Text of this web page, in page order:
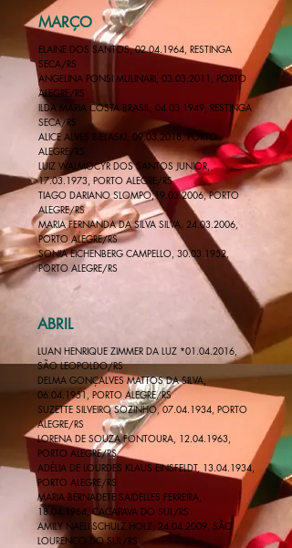
MARÇO
ELAINE DOS SANTOS,02.04.1964, RESTINGA
SECA/RS
ANGELINA PONSI MULINARI, 03.03.2011 , PORTO
ALEGRE/RS
ILDA MARIA COSTA BRASIL, 04.03.1949, RESTINGA
SECA/RS
​ALICE ALVES BIELASKI, 09.03.2018, PORTO
ALEGRE/RS.
LUIZ WALMOCYR DOS SANTOS JUNIOR,
17.03.1973, PORTO ALEGRE/RS
TIAGO DARIANO SLOMPO,19.03.2006, PORTO
ALEGRE/RS
MARIA FERNANDA DA SILVA SILVA, 24.03.2006,
PORTO ALEGRE/RS
SONIA EICHENBERG CAMPELLO, 30.03.1952,
PORTO ALEGRE/RS
ABRIL
LUAN HENRIQUE ZIMMER DA LUZ *01.04.2016,
SÃO LEOPOLDO/RS
DELMA GONÇALVES MATTOS DA SILVA,
06.04.1951, PORTO ALEGRE/RS
SUZETTE SILVEIRO SOZINHO,07.04.1934, PORTO
ALEGRE/RS
LORENA DE SOUZA FONTOURA, 12.04.1963,
PORTO ALEGRE/RS
ADÉLIA DE LOURDES KLAUS EINSFELDT, 13.04.1934,
PORTO ALEGRE/RS
MARIA BERNADETE SAIDELLES FERREIRA,
18.04.1964, CAÇAPAVA DO SUL/RS
AMILY NAELI SCHULZ HOLZ, 24.04.2009, SÃO
LOURENÇO DO SUL/RS